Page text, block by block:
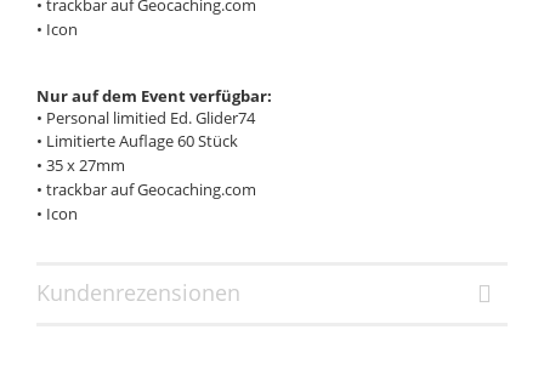
• trackbar auf Geocaching.com
• Icon
Nur auf dem Event verfügbar:
• Personal limitied Ed. Glider74
• Limitierte Auflage 60 Stück
• 35 x 27mm
• trackbar auf Geocaching.com
• Icon
Kundenrezensionen